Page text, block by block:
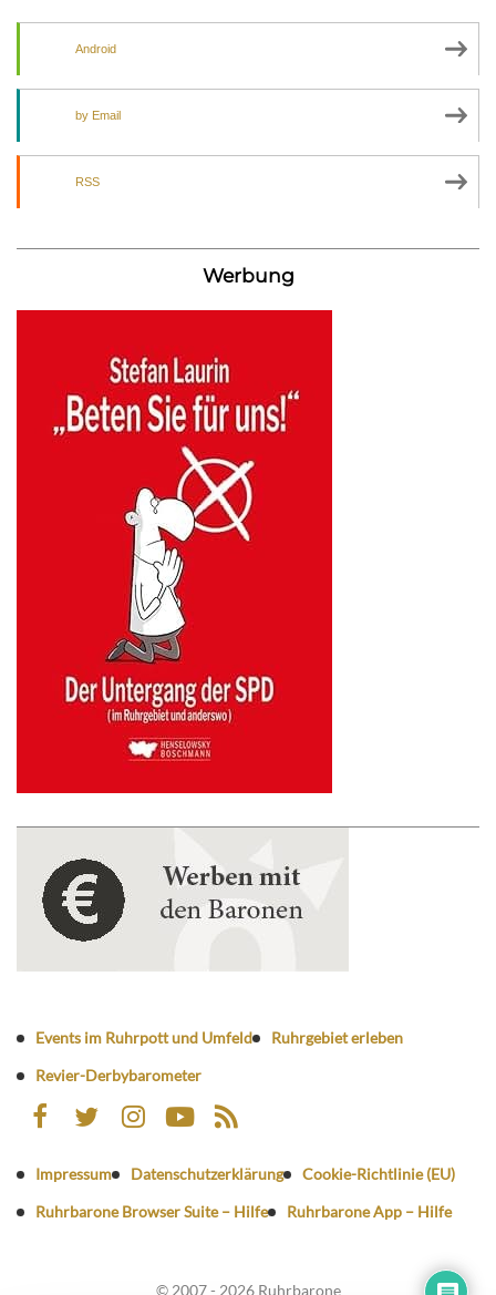
Android
by Email
RSS
Werbung
Events im Ruhrpott und Umfeld
Ruhrgebiet erleben
Revier-Derbybarometer
Impressum Datenschutzerklärung
Cookie-Richtlinie (EU)
Ruhrbarone Browser Suite – Hilfe
Ruhrbarone App – Hilfe
© 2007 - 2026 Ruhrbarone